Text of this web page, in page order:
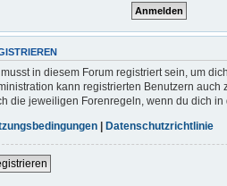
musst in diesem Forum registriert sein, um
kann registrierten Benutzern
die jeweiligen Forenregeln, wenn du dich in
Datenschutzrichtlinie